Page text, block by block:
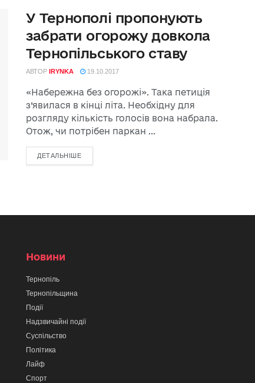
У Тернополі пропонують
забрати огорожу довкола
Тернопільського ставу
АВТОР IRYNKA 19.10.2017
«Набережна без огорожі». Така петиція
з’явилася в кінці літа. Необхідну для
розгляду кількість голосів вона набрала.
Отож, чи потрібен паркан ...
ДЕТАЛЬНІШЕ
Новини
Тернопіль
Тернопільщина
Події
Надзвичайні події
Суспільство
Політика
Лайф
Спорт